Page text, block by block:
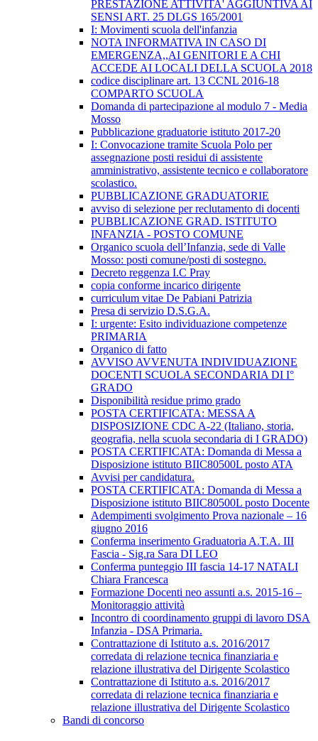
PRESTAZIONE ATTIVITA' AGGIUNTIVA AI
SENSI ART. 25 DLGS 165/2001
I: Movimenti scuola dell'infanzia
NOTA INFORMATIVA IN CASO DI
EMERGENZA,,AI GENITORI E A CHI
ACCEDE AI LOCALI DELLA SCUOLA 2018
codice disciplinare art. 13 CCNL 2016-18
COMPARTO SCUOLA
Domanda di partecipazione al modulo 7 - Media
Mosso
Pubblicazione graduatorie istituto 2017-20
I: Convocazione tramite Scuola Polo per
assegnazione posti residui di assistente
amministrativo, assistente tecnico e collaboratore
scolastico.
PUBBLICAZIONE GRADUATORIE
avviso di selezione per reclutamento di docenti
PUBBLICAZIONE GRAD. ISTITUTO
INFANZIA - POSTO COMUNE
Organico scuola dell’Infanzia, sede di Valle
Mosso: posti comune/posti di sostegno.
Decreto reggenza I.C Pray
copia conforme incarico dirigente
curriculum vitae De Pabiani Patrizia
Presa di servizio D.S.G.A.
I: urgente: Esito individuazione competenze
PRIMARIA
Organico di fatto
AVVISO AVVENUTA INDIVIDUAZIONE
DOCENTI SCUOLA SECONDARIA DI I°
GRADO
Disponibilità residue primo grado
POSTA CERTIFICATA: MESSA A
DISPOSIZIONE CDC A-22 (Italiano, storia,
geografia, nella scuola secondaria di I GRADO)
POSTA CERTIFICATA: Domanda di Messa a
Disposizione istituto BIIC80500L posto ATA
Avvisi per candidatura.
POSTA CERTIFICATA: Domanda di Messa a
Disposizione istituto BIIC80500L posto Docente
Adempimenti svolgimento Prova nazionale – 16
giugno 2016
Conferma inserimento Graduatoria A.T.A. III
Fascia - Sig.ra Sara DI LEO
Conferma punteggio III fascia 14-17 NATALI
Chiara Francesca
Formazione Docenti neo assunti a.s. 2015-16 –
Monitoraggio attività
Incontro di coordinamento gruppi di lavoro DSA
Infanzia - DSA Primaria.
Contrattazione di Istituto a.s. 2016/2017
corredata di relazione tecnica finanziaria e
relazione illustrativa del Dirigente Scolastico
Contrattazione di Istituto a.s. 2016/2017
corredata di relazione tecnica finanziaria e
relazione illustrativa del Dirigente Scolastico
Bandi di concorso